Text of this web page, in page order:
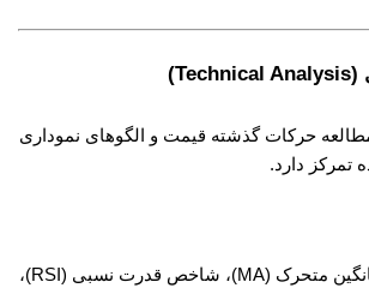
حرکات گذشته قیمت و الگوهای نموداری
تمرکز دارد.
میانگین متحرک (MA)، شاخص قدرت نسبی (RSI)،